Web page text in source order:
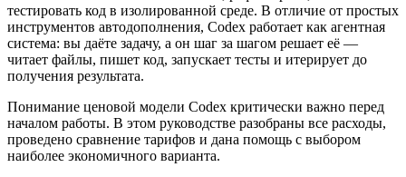
тестировать код в изолированной среде. В отличие от простых
инструментов автодополнения, Codex работает как агентная
система: вы даёте задачу, а он шаг за шагом решает её —
читает файлы, пишет код, запускает тесты и итерирует до
получения результата.
Понимание ценовой модели Codex критически важно перед
началом работы. В этом руководстве разобраны все расходы,
проведено сравнение тарифов и дана помощь с выбором
наиболее экономичного варианта.